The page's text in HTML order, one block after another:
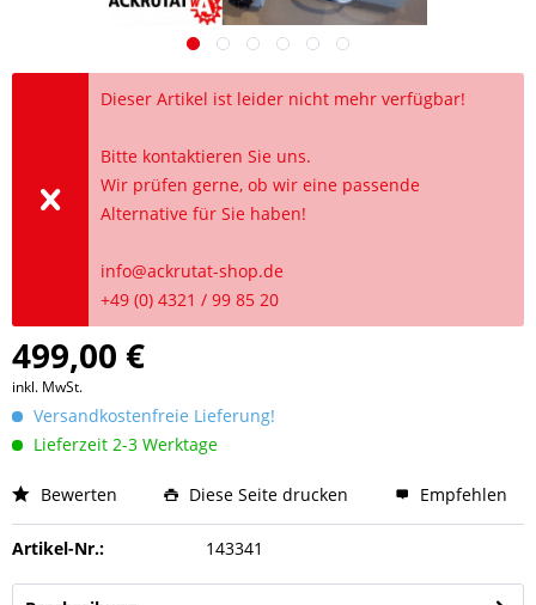
Dieser Artikel ist leider nicht mehr verfügbar!
Bitte kontaktieren Sie uns.
Wir prüfen gerne, ob wir eine passende
Alternative für Sie haben!
info@ackrutat-shop.de
+49 (0) 4321 / 99 85 20
499,00 €
inkl. MwSt.
Versandkostenfreie Lieferung!
Lieferzeit 2-3 Werktage
Bewerten Diese Seite drucken Empfehlen
Artikel-Nr.: 143341